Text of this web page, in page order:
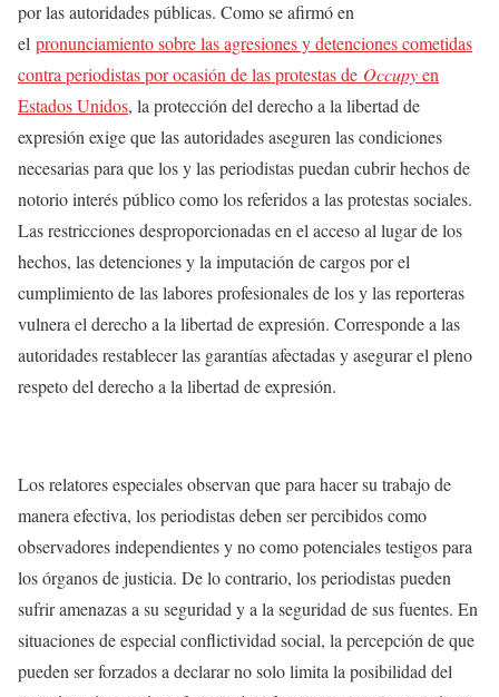
por las autoridades públicas. Como se afirmó en
el pronunciamiento sobre las agresiones y detenciones cometidas
contra periodistas por ocasión de las protestas de Occupyen
Estados Unidos, la protección del derecho a la libertad de
expresión exige que las autoridades aseguren las condiciones
necesarias para que los y las periodistas puedan cubrir hechos de
notorio interés público como los referidos a las protestas sociales.
Las restricciones desproporcionadas en el acceso al lugar de los
hechos, las detenciones y la imputación de cargos por el
cumplimiento de las labores profesionales de los y las reporteras
vulnera el derecho a la libertad de expresión. Corresponde a las
autoridades restablecer las garantías afectadas y asegurar el pleno
respeto del derecho a la libertad de expresión.
Los relatores especiales observan que para hacer su trabajo de
manera efectiva, los periodistas deben ser percibidos como
observadores independientes y no como potenciales testigos para
los órganos de justicia. De lo contrario, los periodistas pueden
sufrir amenazas a su seguridad y a la seguridad de sus fuentes. En
situaciones de especial conflictividad social, la percepción de que
pueden ser forzados a declarar no solo limita la posibilidad del